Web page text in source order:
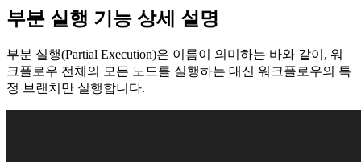
부분 실행 기능 상세 설명
부분 실행(Partial Execution)은 이름이 의미하는 바와 같이, 워
크플로우 전체의 모든 노드를 실행하는 대신 워크플로우의 특
정 브랜치만 실행합니다.